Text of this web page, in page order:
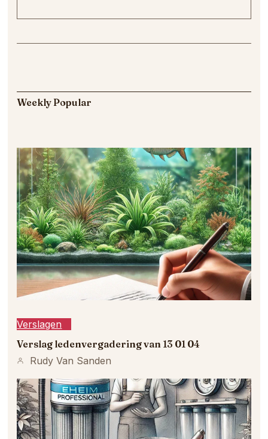
Weekly Popular
Verslagen
Verslag ledenvergadering van 13 01 04
Rudy Van Sanden